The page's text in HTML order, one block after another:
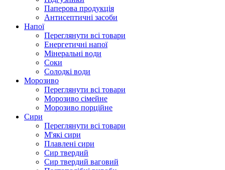
Паперова продукція
Антисептичні засоби
Напої
Переглянути всі товари
Енергетичні напої
Мінеральні води
Соки
Солодкі води
Морозиво
Переглянути всі товари
Морозиво сімейне
Морозиво порційне
Сири
Переглянути всі товари
М'які сири
Плавлені сири
Сир твердий
Сир твердий ваговий